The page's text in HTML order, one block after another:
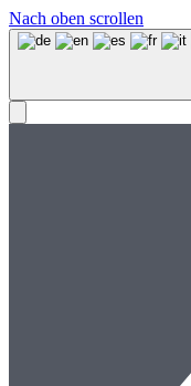
Nach oben scrollen